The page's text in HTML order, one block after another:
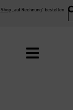
Shop„auf Rechnung“ bestellen